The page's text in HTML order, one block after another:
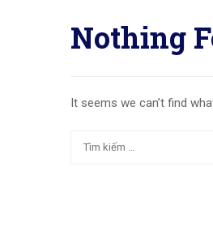
Nothing
It seems we can’t find